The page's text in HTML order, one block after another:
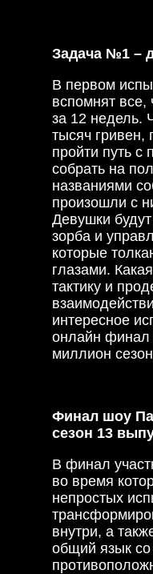
Задача №1 –
В первом
вспомнят все,
за 12 недель.
тысяч гривен,
пройти путь
собрать на
названиями
произошли с
Девушки
зорба и
которые
глазами.
тактику и
интересное
онлайн финал
миллион
Финал шоу
сезон 13
В финал
во время
непростых
внутри, а
общий язык